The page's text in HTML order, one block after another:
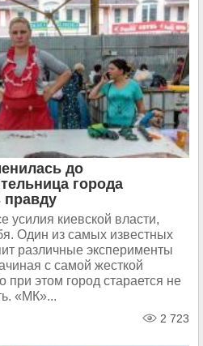
до
города
правду
усилия киевской власти,
Один из самых известных
различные эксперименты
с самой жесткой
этом город старается не
«МК»...
2 723